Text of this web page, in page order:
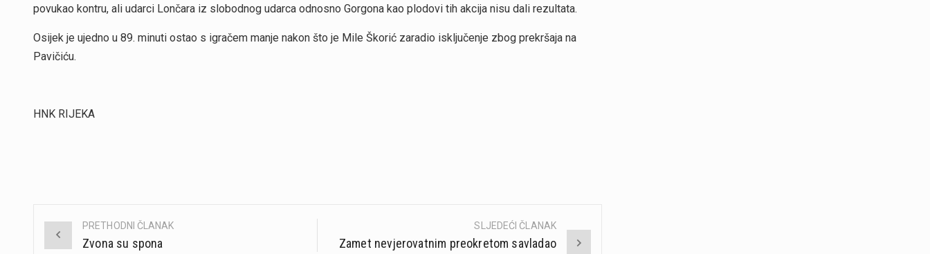
povukao kontru, ali udarci Lončara iz slobodnog udarca odnosno Gorgona kao plodovi tih akcija nisu dali rezultata.
Osijek je ujedno u 89. minuti ostao s igračem manje nakon što je Mile Škorić zaradio isključenje zbog prekršaja na
Pavičiću.
HNK RIJEKA
Post
PRETHODNI ČLANAK
Zvona su spona
SLJEDEĆI ČLANAK
Zamet nevjerovatnim preokretom savladao